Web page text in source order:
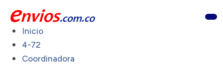
Inicio
4-72
Coordinadora